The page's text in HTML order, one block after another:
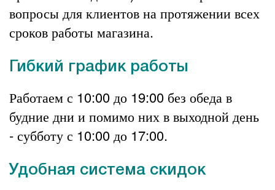
вопросы для клиентов на протяжении всех
сроков работы магазина.
Гибкий график работы
Работаем с 10:00 до 19:00 без обеда в
будние дни и помимо них в выходной день
- субботу с 10:00 до 17:00.
Удобная система скидок